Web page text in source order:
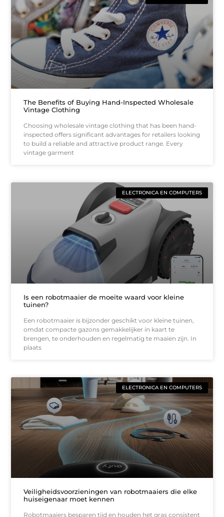
The Benefits of Buying Hand-Inspected Wholesale
Vintage Clothing
Choosing wholesale vintage clothing that has been hand-
inspected offers significant advantages for retailers looking
to build a reliable and attractive product range. Every
vintage garment
ELECTRONICA EN COMPUTERS
Is een robotmaaier de moeite waard voor kleine
tuinen?
Een robotmaaier is bijzonder geschikt voor kleine tuinen,
omdat compacte gazons gemakkelijker in kaart te
brengen, te onderhouden en regelmatig te maaien zijn. In
plaats
ELECTRONICA EN COMPUTERS
Veiligheidsvoorzieningen van robotmaaiers die elke
huiseigenaar moet kennen
Robotmaaiers besparen tijd en houden het gras consistent